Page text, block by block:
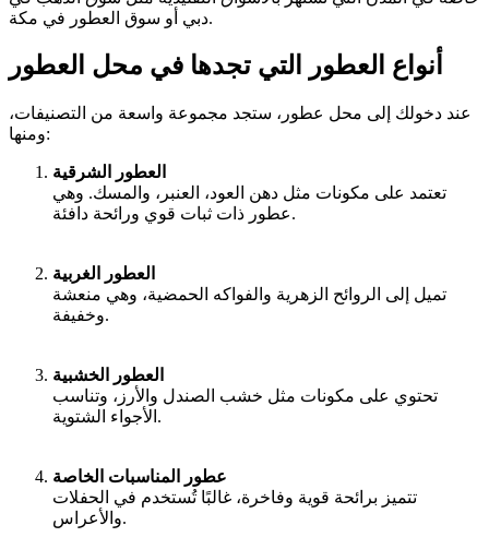
دبي أو سوق العطور في مكة.
أنواع العطور التي تجدها في محل العطور
عند دخولك إلى محل عطور، ستجد مجموعة واسعة من التصنيفات،
ومنها:
العطور الشرقية
تعتمد على مكونات مثل دهن العود، العنبر، والمسك. وهي
عطور ذات ثبات قوي ورائحة دافئة.
العطور الغربية
تميل إلى الروائح الزهرية والفواكه الحمضية، وهي منعشة
وخفيفة.
العطور الخشبية
تحتوي على مكونات مثل خشب الصندل والأرز، وتناسب
الأجواء الشتوية.
عطور المناسبات الخاصة
تتميز برائحة قوية وفاخرة، غالبًا تُستخدم في الحفلات
والأعراس.